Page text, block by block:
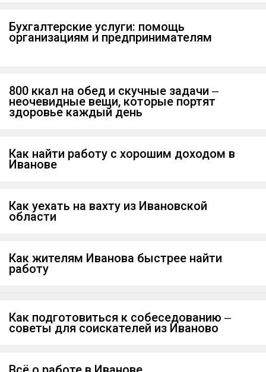
Бухгалтерские услуги: помощь
организациям и предпринимателям
800 ккал на обед и скучные задачи ‒
неочевидные вещи, которые портят
здоровье каждый день
Как найти работу с хорошим доходом в
Иванове
Как уехать на вахту из Ивановской
области
Как жителям Иванова быстрее найти
работу
Как подготовиться к собеседованию ‒
советы для соискателей из Иваново